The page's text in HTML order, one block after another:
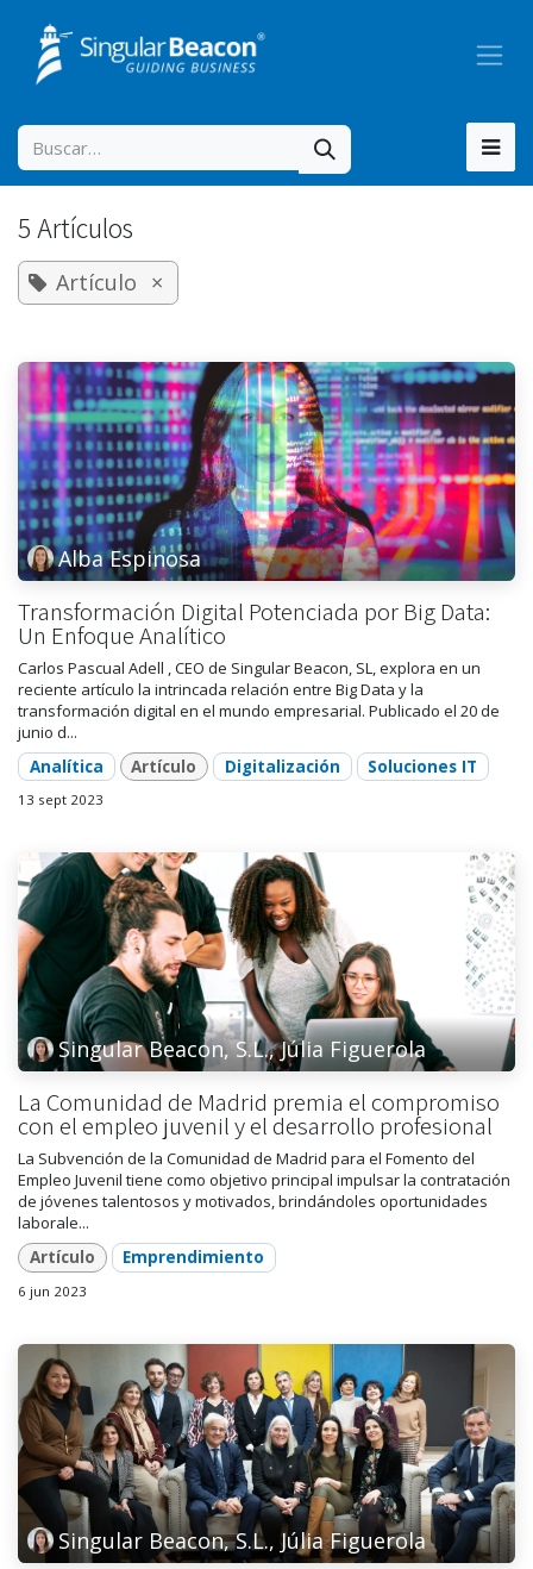
5 Artículos
Artículo ×
Alba Espinosa
Transformación Digital Potenciada por Big Data:
Un Enfoque Analítico
Carlos Pascual Adell , CEO de Singular Beacon, SL, explora en un
reciente artículo la intrincada relación entre Big Data y la
transformación digital en el mundo empresarial. Publicado el 20 de
junio d...
Analítica
Artículo Digitalización Soluciones IT
13 sept 2023
Singular Beacon, S.L., Júlia Figuerola
La Comunidad de Madrid premia el compromiso
con el empleo juvenil y el desarrollo profesional
La Subvención de la Comunidad de Madrid para el Fomento del
Empleo Juvenil tiene como objetivo principal impulsar la contratación
de jóvenes talentosos y motivados, brindándoles oportunidades
laborale...
Artículo
Emprendimiento
6 jun 2023
Singular Beacon, S.L., Júlia Figuerola